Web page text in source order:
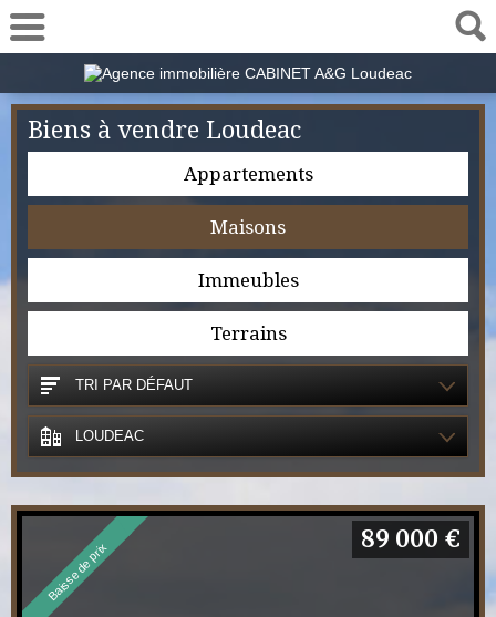
Biens à vendre Loudeac
Appartements
Maisons
Immeubles
Terrains
TRI PAR DÉFAUT
LOUDEAC
Baisse de prix
89 000 €